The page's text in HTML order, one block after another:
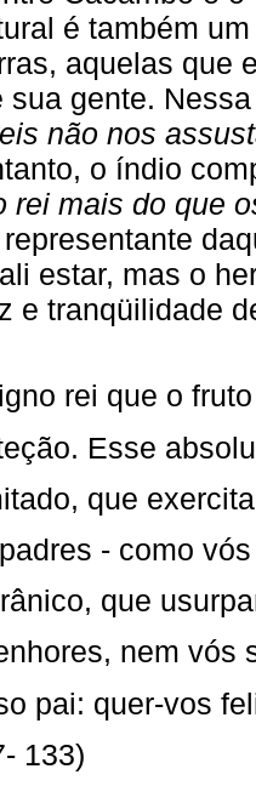
é também
aquelas que
sua gente.
não nos
o índio
rei mais do que
estar, mas o
e tranqüilidade
rei que o
Esse
que
- como
que
nem vós
pai: quer-vos
133)